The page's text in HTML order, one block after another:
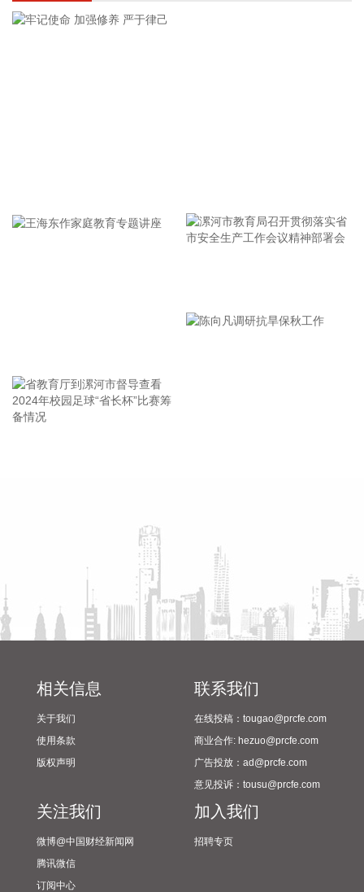
和运动营养的需求提升，蛋白粉品类需求持续增长，公司持续
溥智造所投项目，嘉兴宏溥持有其16.3462%股权。洛丁森具
备单晶硅压力变送器全产业链能力和布局，包括MEMS芯片自
量流量计等传感产品的研发之外，还将重点推进六维力传感器
等新产品、新应用落地，持续拓展业务边界，完善多场景国产
记者从国家发展改革委了解到，今年以来，我国算力底座进一
步夯实，首个全国产10万卡人工智能超集群日前正式投用。标
算力，为未来可能出现的新型计算需求做了前瞻布局。
国家统计局城市司首席统计师董莉娟解读2026年7月份CPI和
PPI数据。7月份，受国际输入性因素影响，居民消费价格指数
（CPI）环比下降0.1%，同比上涨0.5%，扣除食品和能源价格
的核心CPI环比上涨0.3%，同比上涨0.9%，CPI总体保持温和
响，工业生产者出厂价格指数（PPI）环比下降0.7%，同比上
涨3.5%，涨幅比上月回落0.6个百分点。 从环比看，全国PPI
下降0.7%，降幅比上月扩大0.4个百分点。7月PPI环比运行的
主要特点：一是输入性因素影响国内相关行业价格下行。石油
开采、精炼石油产品制造、有机化学原料制造价格分别下降
11.8%、8.4%和4.2%；有色金属矿采选业、有色金属冶炼和压
比下降约0.65个百分点。二是季节性因素影响部分行业价格下
降。7月份高温、雨水及台风天气较多，建筑项目施工进度放
市安全生产工作会议精神部署
相关信息
关于我们
使用条款
版权声明
联系我们
在线投稿：tougao@prcfe.com
商业合作: hezuo@prcfe.com
广告投放：ad@prcfe.com
意见投诉：tousu@prcfe.com
关注我们
微博@中国财经新闻网
腾讯微信
订阅中心
加入我们
招聘专页